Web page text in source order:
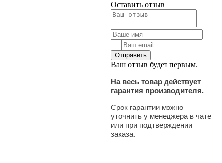
Оставить отзыв
Ваш отзыв будет первым.
На весь товар действует
гарантия производителя.
Срок гарантии можно
уточнить у менеджера в чате
или при подтверждении
заказа.